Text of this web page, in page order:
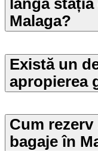
lângă
Malaga?
Există un
apropierea
Cum
bagaje în